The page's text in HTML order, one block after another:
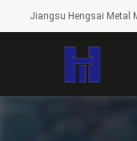
Jiangsu Hengsai Metal